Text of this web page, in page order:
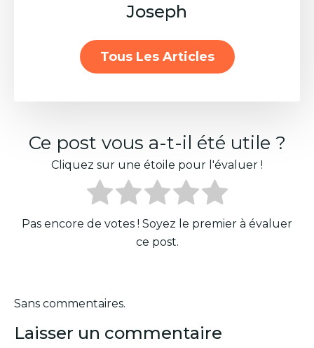
Joseph
Tous Les Articles
Ce post vous a-t-il été utile ?
Cliquez sur une étoile pour l'évaluer !
Pas encore de votes ! Soyez le premier à évaluer
ce post.
Sans commentaires.
Laisser un commentaire